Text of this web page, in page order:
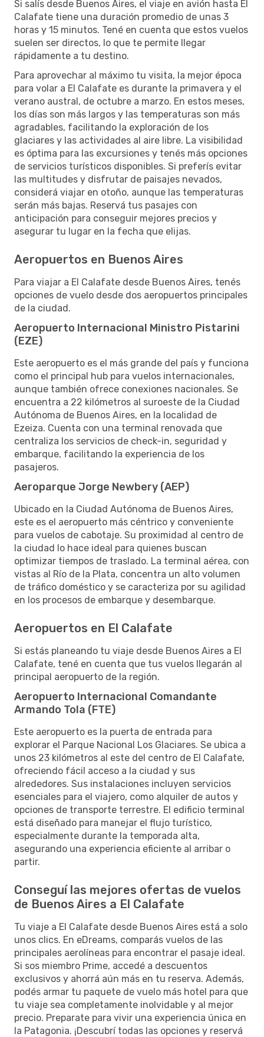
Si salís desde Buenos Aires, el viaje en avión hasta El
Calafate tiene una duración promedio de unas 3
horas y 15 minutos. Tené en cuenta que estos vuelos
suelen ser directos, lo que te permite llegar
rápidamente a tu destino.
Para aprovechar al máximo tu visita, la mejor época
para volar a El Calafate es durante la primavera y el
verano austral, de octubre a marzo. En estos meses,
los días son más largos y las temperaturas son más
agradables, facilitando la exploración de los
glaciares y las actividades al aire libre. La visibilidad
es óptima para las excursiones y tenés más opciones
de servicios turísticos disponibles. Si preferís evitar
las multitudes y disfrutar de paisajes nevados,
considerá viajar en otoño, aunque las temperaturas
serán más bajas. Reservá tus pasajes con
anticipación para conseguir mejores precios y
asegurar tu lugar en la fecha que elijas.
Aeropuertos en Buenos Aires
Para viajar a El Calafate desde Buenos Aires, tenés
opciones de vuelo desde dos aeropuertos principales
de la ciudad.
Aeropuerto Internacional Ministro Pistarini
(EZE)
Este aeropuerto es el más grande del país y funciona
como el principal hub para vuelos internacionales,
aunque también ofrece conexiones nacionales. Se
encuentra a 22 kilómetros al suroeste de la Ciudad
Autónoma de Buenos Aires, en la localidad de
Ezeiza. Cuenta con una terminal renovada que
centraliza los servicios de check-in, seguridad y
embarque, facilitando la experiencia de los
pasajeros.
Aeroparque Jorge Newbery (AEP)
Ubicado en la Ciudad Autónoma de Buenos Aires,
este es el aeropuerto más céntrico y conveniente
para vuelos de cabotaje. Su proximidad al centro de
la ciudad lo hace ideal para quienes buscan
optimizar tiempos de traslado. La terminal aérea, con
vistas al Río de la Plata, concentra un alto volumen
de tráfico doméstico y se caracteriza por su agilidad
en los procesos de embarque y desembarque.
Aeropuertos en El Calafate
Si estás planeando tu viaje desde Buenos Aires a El
Calafate, tené en cuenta que tus vuelos llegarán al
principal aeropuerto de la región.
Aeropuerto Internacional Comandante
Armando Tola (FTE)
Este aeropuerto es la puerta de entrada para
explorar el Parque Nacional Los Glaciares. Se ubica a
unos 23 kilómetros al este del centro de El Calafate,
ofreciendo fácil acceso a la ciudad y sus
alrededores. Sus instalaciones incluyen servicios
esenciales para el viajero, como alquiler de autos y
opciones de transporte terrestre. El edificio terminal
está diseñado para manejar el flujo turístico,
especialmente durante la temporada alta,
asegurando una experiencia eficiente al arribar o
partir.
Conseguí las mejores ofertas de vuelos
de Buenos Aires a El Calafate
Tu viaje a El Calafate desde Buenos Aires está a solo
unos clics. En eDreams, comparás vuelos de las
principales aerolíneas para encontrar el pasaje ideal.
Si sos miembro Prime, accedé a descuentos
exclusivos y ahorrá aún más en tu reserva. Además,
podés armar tu paquete de vuelo más hotel para que
tu viaje sea completamente inolvidable y al mejor
precio. Preparate para vivir una experiencia única en
la Patagonia. ¡Descubrí todas las opciones y reservá